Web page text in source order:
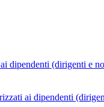
dipendenti (dirigenti e
ai dipendenti